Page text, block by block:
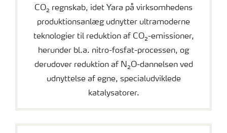
CO₂ regnskab, idet Yara på virksomhedens
produktionsanlæg udnytter ultramoderne
teknologier til reduktion af CO₂-emissioner,
herunder bl.a. nitro-fosfat-processen, og
derudover reduktion af N₂O-dannelsen ved
udnyttelse af egne, specialudviklede
katalysatorer.